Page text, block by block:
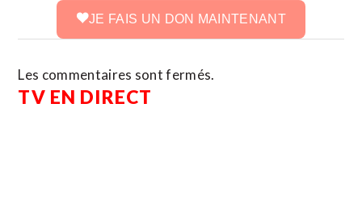
JE FAIS UN DON MAINTENANT
Les commentaires sont fermés.
TV EN DIRECT